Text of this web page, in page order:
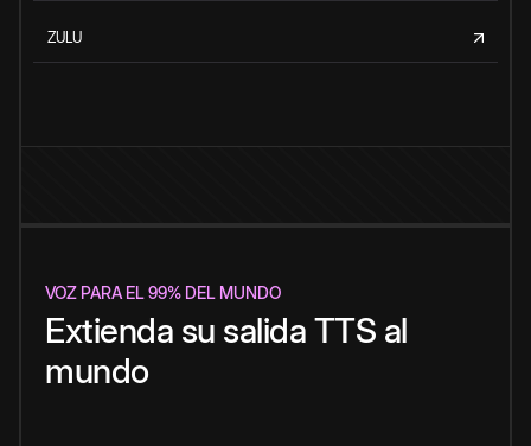
ZULU
VOZ PARA EL 99% DEL MUNDO
Extienda su salida TTS al
mundo